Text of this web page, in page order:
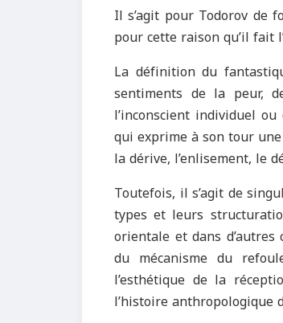
Il s’agit pour Todorov de
pour cette raison qu’il fait
La définition du
sentiments de la peur,
l’inconscient individuel
qui exprime à son tour
la dérive, l’enlisement, le
Toutefois, il s’agit de
types et leurs
orientale et dans
du mécanisme du
l’esthétique de la
l’histoire anthropologique